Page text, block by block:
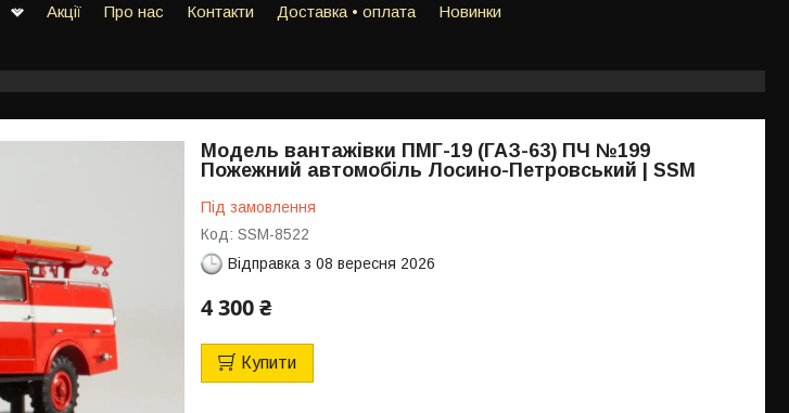
Акції Про нас Контакти Доставка • оплата Новинки
Модель вантажівки ПМГ-19 (ГАЗ-63) ПЧ №199
Пожежний автомобіль Лосино-Петровський | SSM
Під замовлення
Код: SSM-8522
Відправка з 08 вересня 2026
4 300 ₴
Купити